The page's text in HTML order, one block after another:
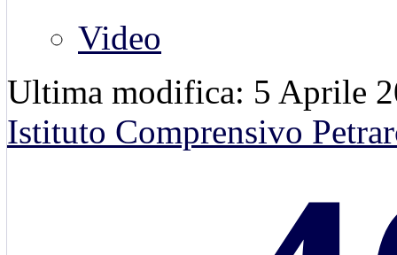
Video
Ultima modifica: 5 Aprile
Istituto Comprensivo